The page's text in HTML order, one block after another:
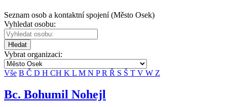
Seznam osob a kontaktní spojení (Město Osek)
Vyhledat osobu:
Hledat
Vybrat organizaci:
Vše B Č D H CH K L M N PR Ř S Š T V W Z
Bc. Bohumil Nohejl